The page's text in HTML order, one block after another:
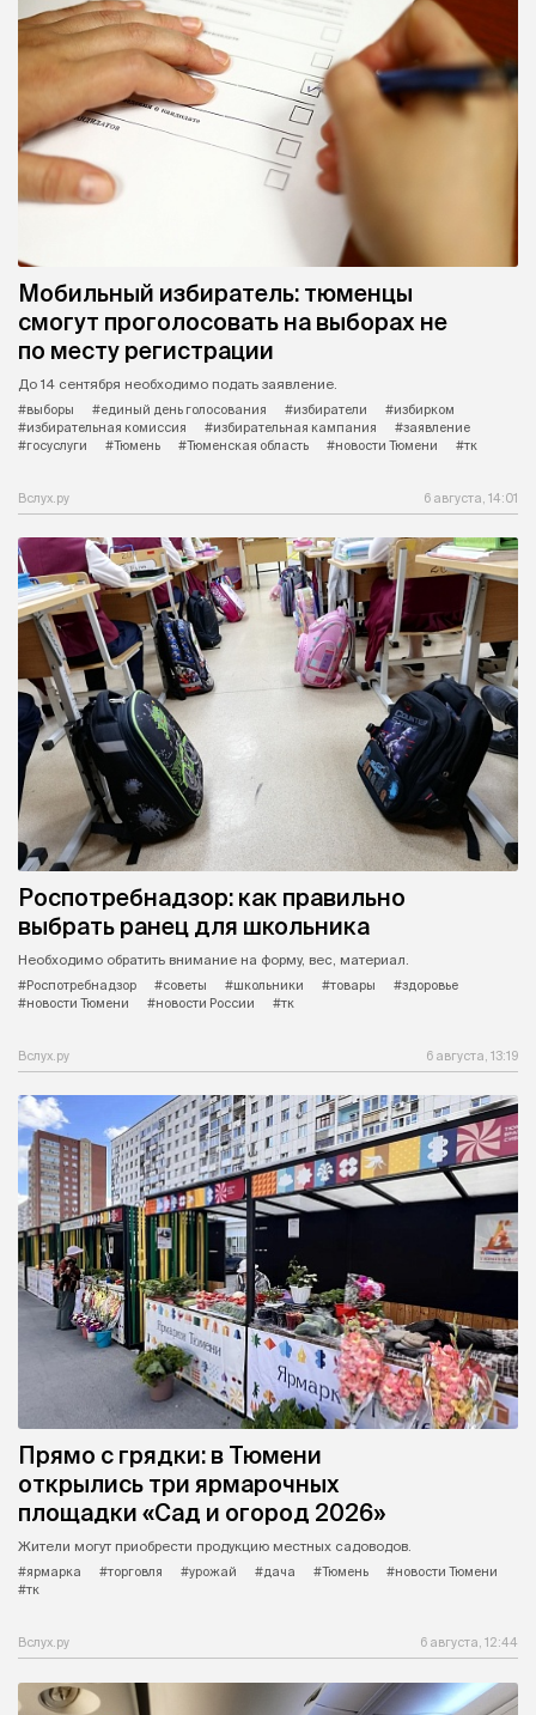
Мобильный избиратель: тюменцы
смогут проголосовать на выборах не
по месту регистрации
До 14 сентября необходимо подать заявление.
#выборы
#единый день голосования #избиратели
#избирком
#избирательная комиссия
#избирательная кампания
#заявление
#госуслуги
#Тюмень #Тюменская область #новости Тюмени #тк
Вслух.ру 6 августа, 14:01
Роспотребнадзор: как правильно
выбрать ранец для школьника
Необходимо обратить внимание на форму, вес, материал.
#Роспотребнадзор
#советы #школьники #товары
#здоровье
#новости Тюмени
#новости России #тк
Вслух.ру 6 августа, 13:19
Прямо с грядки: в Тюмени
открылись три ярмарочных
площадки «Сад и огород 2026»
Жители могут приобрести продукцию местных садоводов.
#ярмарка
#торговля #урожай #дача #Тюмень
#новости Тюмени
#тк
Вслух.ру 6 августа, 12:44